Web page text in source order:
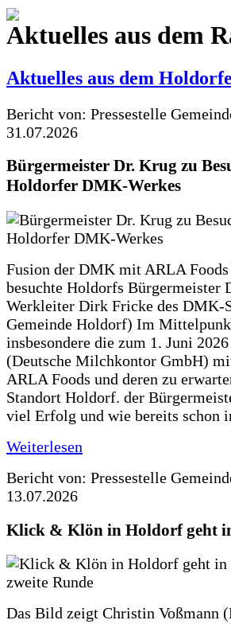
Aktuelles aus dem
Aktuelles aus dem
Bericht von: Pressestelle
31.07.2026
Bürgermeister Dr. Krug zu
Holdorfer DMK-Werkes
Fusion der DMK mit ARLA Foods
besuchte Holdorfs Bürgermeister
Werkleiter Dirk Fricke des DMK-
Gemeinde Holdorf) Im
insbesondere die zum 1. Juni
(Deutsche Milchkontor GmbH)
ARLA Foods und deren zu
Standort Holdorf. der
viel Erfolg und wie bereits schon
Weiterlesen
Bericht von: Pressestelle
13.07.2026
Klick & Klön in Holdorf geht
Das Bild zeigt Christin Voßmann